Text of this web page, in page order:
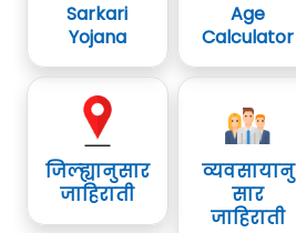
Sarkari
Yojana
Age
Calculator
जिल्ह्यानुसार
जाहिराती
व्यवसायानु
सार
जाहिराती